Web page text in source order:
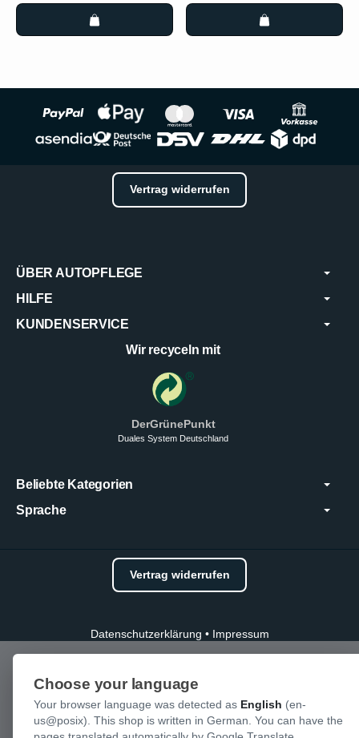
Vertrag widerrufen
ÜBER AUTOPFLEGE
HILFE
KUNDENSERVICE
Wir recyceln mit
DerGrünePunkt
Duales System Deutschland
Beliebte Kategorien
Sprache
Vertrag widerrufen
Datenschutzerklärung • Impressum
Choose your language
Your browser language was detected as English (en-
us@posix). This shop is written in German. You can have the